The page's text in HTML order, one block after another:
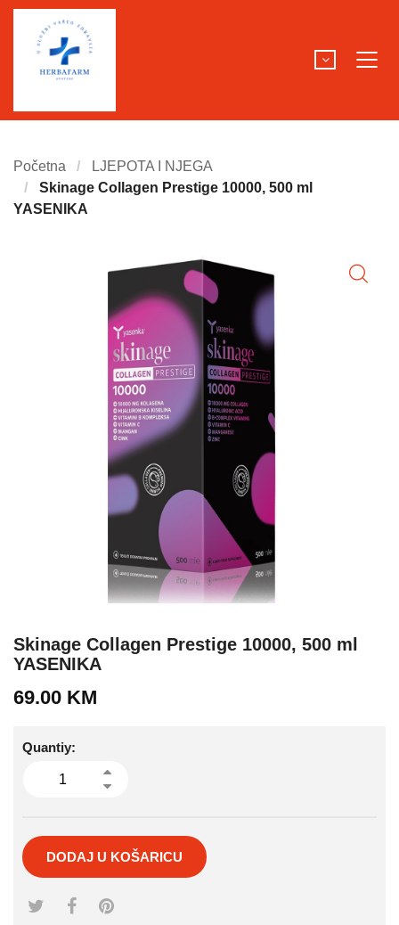
Početna
LJEPOTA I NJEGA
Skinage Collagen Prestige 10000, 500 ml
YASENIKA
Skinage Collagen Prestige 10000, 500 ml
YASENIKA
69.00 KM
Quantiy:
DODAJ U KOŠARICU